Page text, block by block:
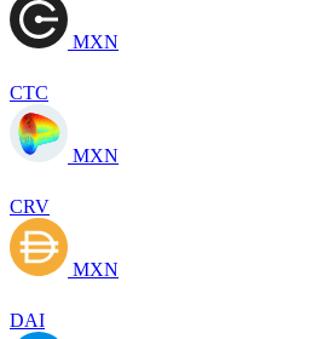
MXN
CTC
MXN
CRV
MXN
DAI